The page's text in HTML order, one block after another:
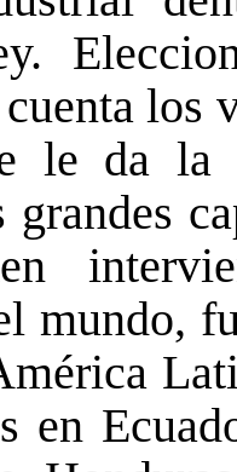
los
le da
grandes
mundo,
en